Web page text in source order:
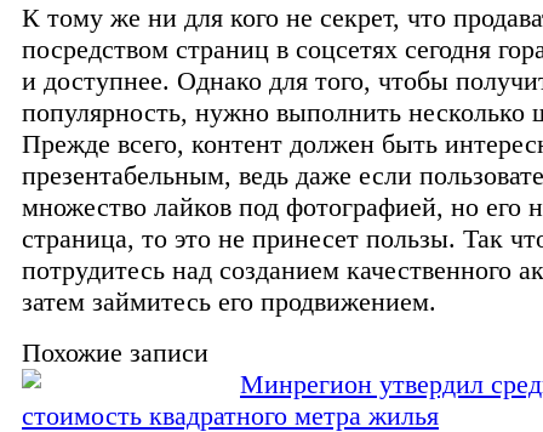
К тому же ни для кого не секрет, что
посредством страниц в соцсетях сегодня
и доступнее. Однако для того, чтобы
популярность, нужно выполнить несколько
Прежде всего, контент должен быть
презентабельным, ведь даже если
множество лайков под фотографией, но его
страница, то это не принесет пользы. Так
потрудитесь над созданием качественного
затем займитесь его продвижением.
Похожие записи
Минрегион утвердил
стоимость квадратного метра жилья